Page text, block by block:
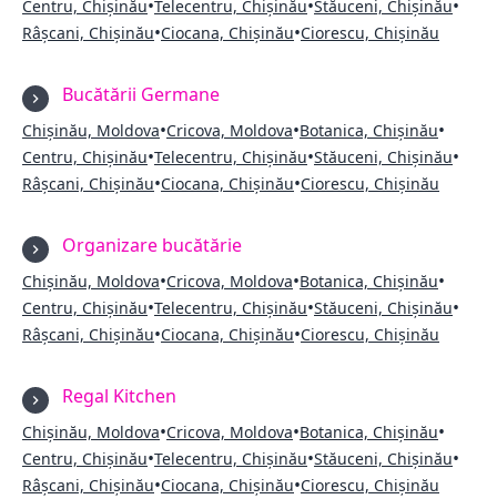
Centru, Chișinău•Telecentru, Chișinău•Stăuceni, Chișinău•
Râșcani, Chișinău•Ciocana, Chișinău•Ciorescu, Chișinău
Bucătării Germane
Chișinău, Moldova•Cricova, Moldova•Botanica, Chișinău•
Centru, Chișinău•Telecentru, Chișinău•Stăuceni, Chișinău•
Râșcani, Chișinău•Ciocana, Chișinău•Ciorescu, Chișinău
Organizare bucătărie
Chișinău, Moldova•Cricova, Moldova•Botanica, Chișinău•
Centru, Chișinău•Telecentru, Chișinău•Stăuceni, Chișinău•
Râșcani, Chișinău•Ciocana, Chișinău•Ciorescu, Chișinău
Regal Kitchen
Chișinău, Moldova•Cricova, Moldova•Botanica, Chișinău•
Centru, Chișinău•Telecentru, Chișinău•Stăuceni, Chișinău•
Râșcani, Chișinău•Ciocana, Chișinău•Ciorescu, Chișinău